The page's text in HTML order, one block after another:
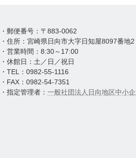
・郵便番号：〒883-0062
・住所：宮崎県日向市大字日知屋8097番地2
・営業時間：8:30～17:00
・休館日：土／日／祝日
・TEL：0982-55-1116
・FAX：0982-54-7351
・指定管理者： 一般社団法人日向地区中小